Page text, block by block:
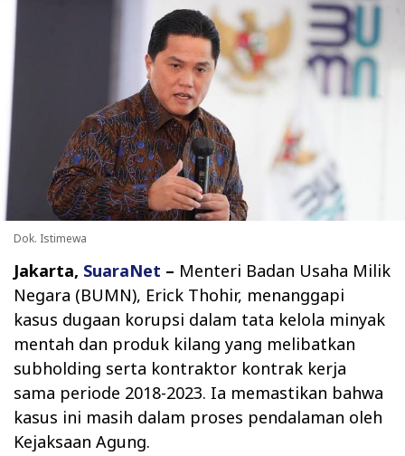
Dok. Istimewa
Jakarta, SuaraNet – Menteri Badan Usaha Milik
Negara (BUMN), Erick Thohir, menanggapi
kasus dugaan korupsi dalam tata kelola minyak
mentah dan produk kilang yang melibatkan
subholding serta kontraktor kontrak kerja
sama periode 2018-2023. Ia memastikan bahwa
kasus ini masih dalam proses pendalaman oleh
Kejaksaan Agung.